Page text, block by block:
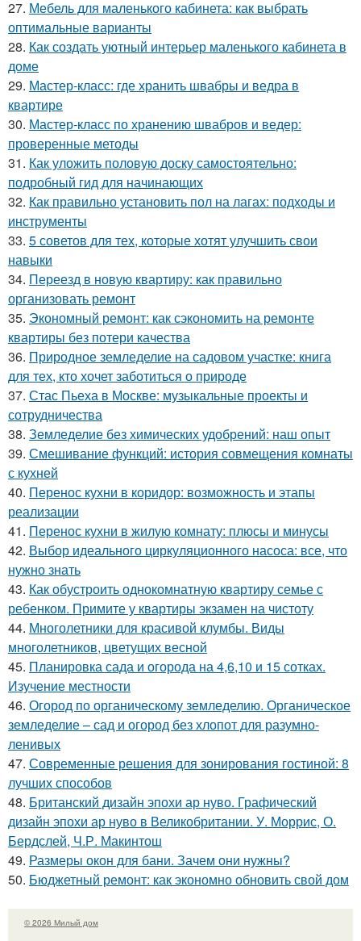
27. Мебель для маленького кабинета: как выбрать
оптимальные варианты
28. Как создать уютный интерьер маленького кабинета в
доме
29. Мастер-класс: где хранить швабры и ведра в
квартире
30. Мастер-класс по хранению швабров и ведер:
проверенные методы
31. Как уложить половую доску самостоятельно:
подробный гид для начинающих
32. Как правильно установить пол на лагах: подходы и
инструменты
33. 5 советов для тех, которые хотят улучшить свои
навыки
34. Переезд в новую квартиру: как правильно
организовать ремонт
35. Экономный ремонт: как сэкономить на ремонте
квартиры без потери качества
36. Природное земледелие на садовом участке: книга
для тех, кто хочет заботиться о природе
37. Стас Пьеха в Москве: музыкальные проекты и
сотрудничества
38. Земледелие без химических удобрений: наш опыт
39. Смешивание функций: история совмещения комнаты
с кухней
40. Перенос кухни в коридор: возможность и этапы
реализации
41. Перенос кухни в жилую комнату: плюсы и минусы
42. Выбор идеального циркуляционного насоса: все, что
нужно знать
43. Как обустроить однокомнатную квартиру семье с
ребенком. Примите у квартиры экзамен на чистоту
44. Многолетники для красивой клумбы. Виды
многолетников, цветущих весной
45. Планировка сада и огорода на 4,6,10 и 15 сотках.
Изучение местности
46. Огород по органическому земледелию. Органическое
земледелие – сад и огород без хлопот для разумно-
ленивых
47. Современные решения для зонирования гостиной: 8
лучших способов
48. Британский дизайн эпохи ар нуво. Графический
дизайн эпохи ар нуво в Великобритании. У. Моррис, О.
Бердслей, Ч.Р. Макинтош
49. Размеры окон для бани. Зачем они нужны?
50. Бюджетный ремонт: как экономно обновить свой дом
© 2026 Милый дом